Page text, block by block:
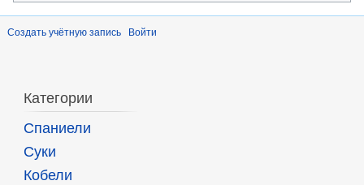
Создать учётную запись Войти
Категории
Спаниели
Суки
Кобели